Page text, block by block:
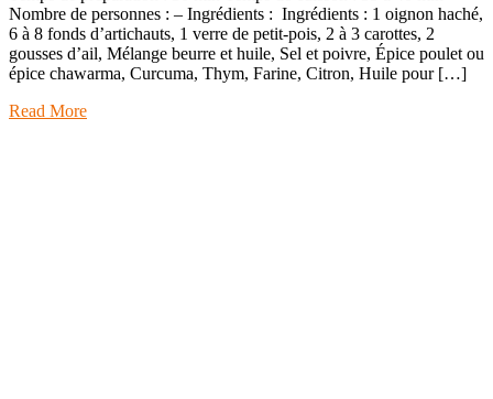
Nombre de personnes : – Ingrédients : Ingrédients : 1 oignon haché,
6 à 8 fonds d’artichauts, 1 verre de petit-pois, 2 à 3 carottes, 2
gousses d’ail, Mélange beurre et huile, Sel et poivre, Épice poulet ou
épice chawarma, Curcuma, Thym, Farine, Citron, Huile pour […]
Read More